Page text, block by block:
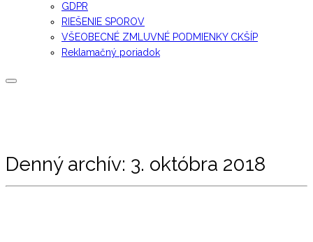
GDPR
RIEŠENIE SPOROV
VŠEOBECNÉ ZMLUVNÉ PODMIENKY CKŠÍP
Reklamačný poriadok
Denný archív: 3. októbra 2018